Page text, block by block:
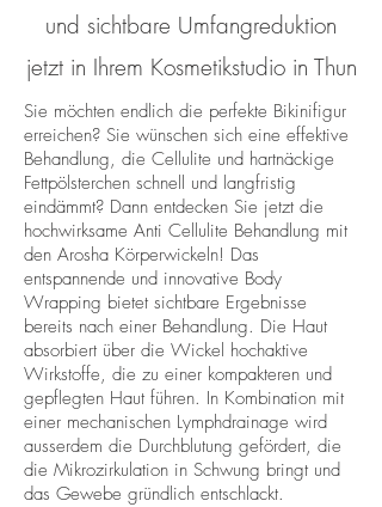
und sichtbare Umfangreduktion
jetzt in Ihrem Kosmetikstudio in Thun
Sie möchten endlich die perfekte Bikinifigur
erreichen? Sie wünschen sich eine effektive
Behandlung, die Cellulite und hartnäckige
Fettpölsterchen schnell und langfristig
eindämmt? Dann entdecken Sie jetzt die
hochwirksame Anti Cellulite Behandlung mit
den Arosha Körperwickeln! Das
entspannende und innovative Body
Wrapping bietet sichtbare Ergebnisse
bereits nach einer Behandlung. Die Haut
absorbiert über die Wickel hochaktive
Wirkstoffe, die zu einer kompakteren und
gepflegten Haut führen. In Kombination mit
einer mechanischen Lymphdrainage wird
ausserdem die Durchblutung gefördert, die
die Mikrozirkulation in Schwung bringt und
das Gewebe gründlich entschlackt.